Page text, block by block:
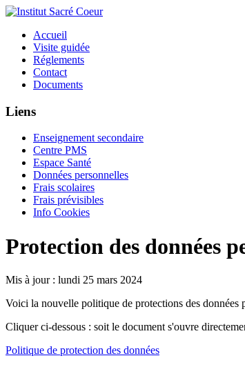
Accueil
Visite guidée
Réglements
Contact
Documents
Liens
Enseignement secondaire
Centre PMS
Espace Santé
Données personnelles
Frais scolaires
Frais prévisibles
Info Cookies
Protection des données
Mis à jour : lundi 25 mars 2024
Voici la nouvelle politique de protections des données
Cliquer ci-dessous : soit le document s'ouvre
Politique de protection des données